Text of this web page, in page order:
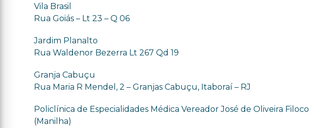
Vila Brasil
Rua Goiás – Lt 23 – Q 06
Jardim Planalto
Rua Waldenor Bezerra Lt 267 Qd 19
Granja Cabuçu
Rua Maria R Mendel, 2 – Granjas Cabuçu, Itaboraí – RJ
Policlínica de Especialidades Médica Vereador José de Oliveira Filoco
(Manilha)